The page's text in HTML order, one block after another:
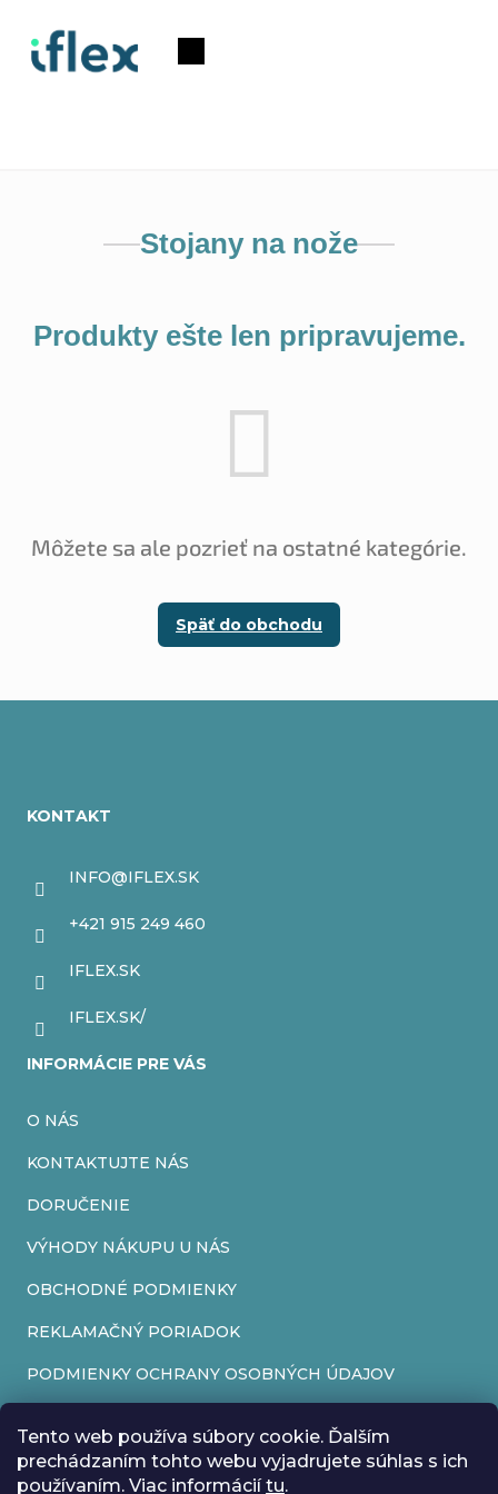
Tento web používa súbory cookie. Ďalším
prechádzaním tohto webu vyjadrujete súhlas s ich
používaním. Viac informáciítu.
obsah
Nákupný
Stojany na nože
Produkty ešte len pripravujeme.
Môžete sa ale pozrieť na ostatné kategórie.
Späť do obchodu
KONTAKT
INFO@IFLEX.SK
+421 915 249 460
IFLEX.SK
IFLEX.SK/
INFORMÁCIE PRE VÁS
O NÁS
KONTAKTUJTE NÁS
DORUČENIE
VÝHODY NÁKUPU U NÁS
OBCHODNÉ PODMIENKY
REKLAMAČNÝ PORIADOK
PODMIENKY OCHRANY OSOBNÝCH ÚDAJOV
REKLAMAČNÝ FORMULÁR